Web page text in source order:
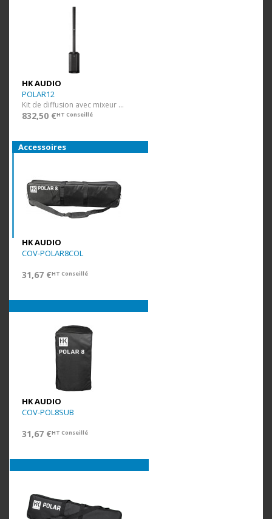
HK AUDIO
POLAR12
Kit de diffusion avec mixeur intégré. Bluetooth 5.0
832,50 €HT Conseillé
Accessoires
HK AUDIO
COV-POLAR8COL
31,67 €HT Conseillé
HK AUDIO
COV-POL8SUB
31,67 €HT Conseillé